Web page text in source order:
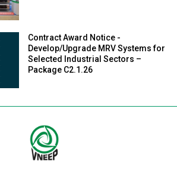
Contract Award Notice -
Develop/Upgrade MRV Systems for
Selected Industrial Sectors –
Package C2.1.26